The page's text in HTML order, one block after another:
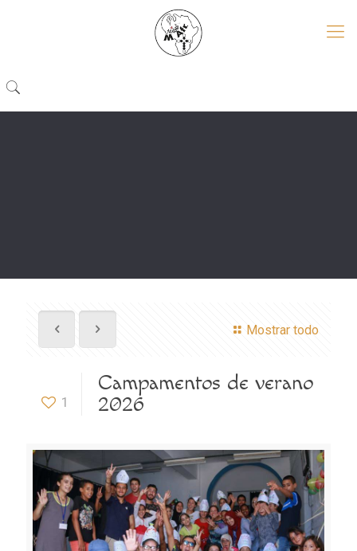
Mostrar todo
1
Campamentos de verano
2026